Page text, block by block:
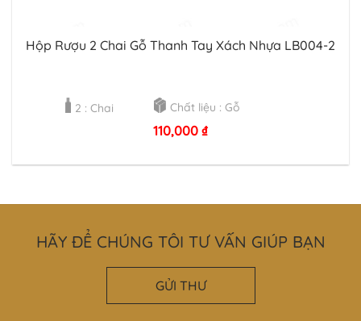
Hộp Rượu 2 Chai Gỗ Thanh Tay Xách Nhựa LB004-2
2 : Chai Chất liệu : Gỗ
110,000 ₫
HÃY ĐỂ CHÚNG TÔI TƯ VẤN GIÚP BẠN
GỬI THƯ